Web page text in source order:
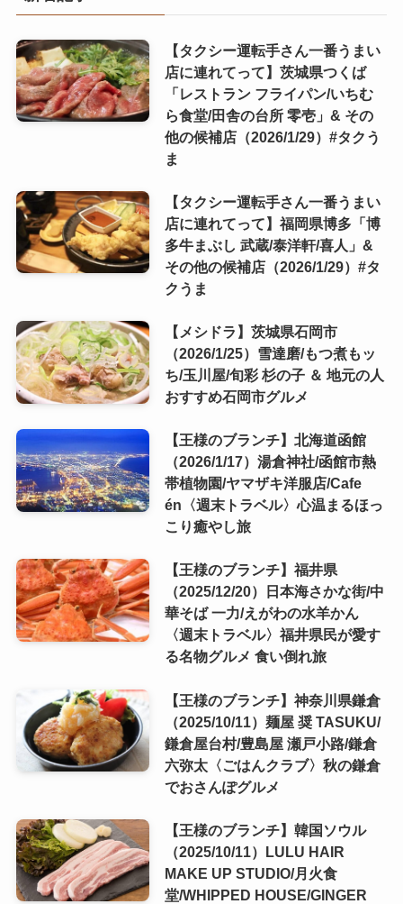
【タクシー運転手さん一番うまい
店に連れてって】茨城県つくば
「レストラン フライパン/いちむ
ら食堂/田舎の台所 零壱」& その
他の候補店（2026/1/29）#タクう
ま
【タクシー運転手さん一番うまい
店に連れてって】福岡県博多「博
多牛まぶし 武蔵/泰洋軒/喜人」&
その他の候補店（2026/1/29）#タ
クうま
【メシドラ】茨城県石岡市
（2026/1/25）雪達磨/もつ煮もッ
ち/玉川屋/旬彩 杉の子 ＆ 地元の人
おすすめ石岡市グルメ
【王様のブランチ】北海道函館
（2026/1/17）湯倉神社/函館市熱
帯植物園/ヤマザキ洋服店/Cafe
én〈週末トラベル〉心温まるほっ
こり癒やし旅
【王様のブランチ】福井県
（2025/12/20）日本海さかな街/中
華そば 一力/えがわの水羊かん
〈週末トラベル〉福井県民が愛す
る名物グルメ 食い倒れ旅
【王様のブランチ】神奈川県鎌倉
（2025/10/11）麺屋 奨 TASUKU/
鎌倉屋台村/豊島屋 瀬戸小路/鎌倉
六弥太〈ごはんクラブ〉秋の鎌倉
でおさんぽグルメ
【王様のブランチ】韓国ソウル
（2025/10/11）LULU HAIR
MAKE UP STUDIO/月火食
堂/WHIPPED HOUSE/GINGER